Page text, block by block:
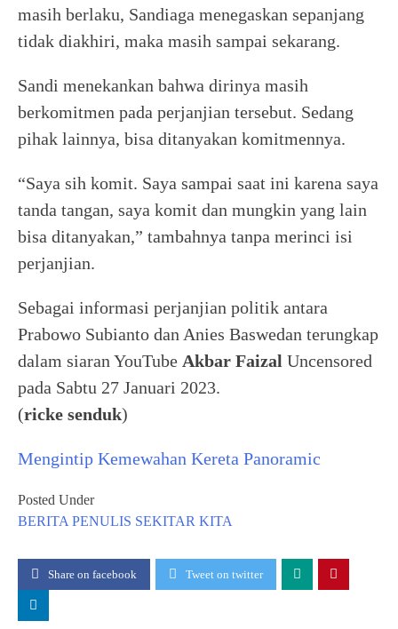
masih berlaku, Sandiaga menegaskan sepanjang
tidak diakhiri, maka masih sampai sekarang.
Sandi menekankan bahwa dirinya masih
berkomitmen pada perjanjian tersebut. Sedang
pihak lainnya, bisa ditanyakan komitmennya.
“Saya sih komit. Saya sampai saat ini karena saya
tanda tangan, saya komit dan mungkin yang lain
bisa ditanyakan,” tambahnya tanpa merinci isi
perjanjian.
Sebagai informasi perjanjian politik antara
Prabowo Subianto dan Anies Baswedan terungkap
dalam siaran YouTube Akbar Faizal Uncensored
pada Sabtu 27 Januari 2023.
(ricke senduk)
Mengintip Kemewahan Kereta Panoramic
Posted Under
BERITA PENULIS SEKITAR KITA
Share on facebook Tweet on twitter